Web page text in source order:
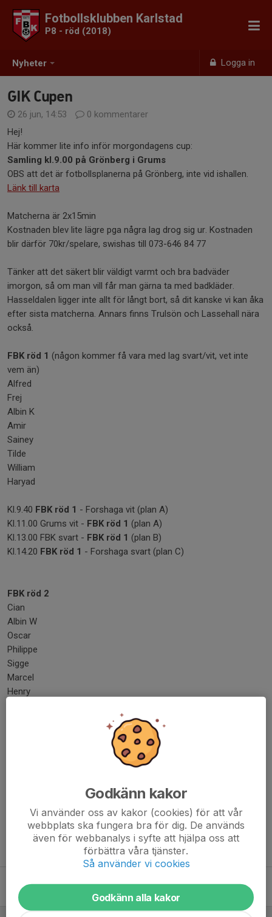
Nyheter Logga in
Fotbollsklubben Karlstad
P8 - röd (2018)
GIK Cupen
26 jun, 14:53
0 kommentarer
Hej!
Här kommer lite info inför morgondagens cup:
Samling kl.9.00 på Grönberg i Grums
OBS att det är fotbollsplanerna på Grönberg, inte vid ishallen.
Länk till karta
Matcherna är 2x15min
Kostnaden blev lite lägre pga några lag drog sig ur. Kostnaden
blir därför 70kr/spelare, swishas till 073-646 84 77
Tänker att det säkert blir väldigt varmt och bra badväder
imorgon, så om man vill får man gärna ta med badkläder.
Hasseldalen ligger inte allt för långt bort, så dit kanske vi kan åka
efter sista matcherna. Annars finns Trulsön och Lassehall nära
också.
FBK röd 1 (någon kommer få vara med lag svart/vit, vet inte
vem än)
Alfred
Frej
Albin K
Amir
Sainey
Tilde
William
Haryad
Kl.9.40 FBK röd 1 - Forshaga vit (plan A)
Kl.11.00 Grums vit - FBK röd 1 (plan A)
Kl.13.00 FBK svart - FBK röd 1 (plan B)
Kl.14.20 FBK röd 1 - Forshaga svart (plan C)
FBK röd 2
Cian
Albin W
Oscar
Philippe
Sigge
Marcel
Henry
FBK röd 2(plan C)
FBK röd 2(plan B)
- Forshaga svart (plan D)
- Grums vit (plan B
Tidigare nyheter
0
Godkänn kakor
Vi använder oss av kakor (cookies) för att vår
webbplats ska fungera bra för dig. De används
även för webbanalys i syfte att hjälpa oss att
förbättra våra tjänster.
Så använder vi cookies
Godkänn alla kakor